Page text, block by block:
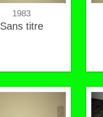
1983
Sans titre